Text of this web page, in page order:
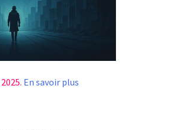
En savoir plus